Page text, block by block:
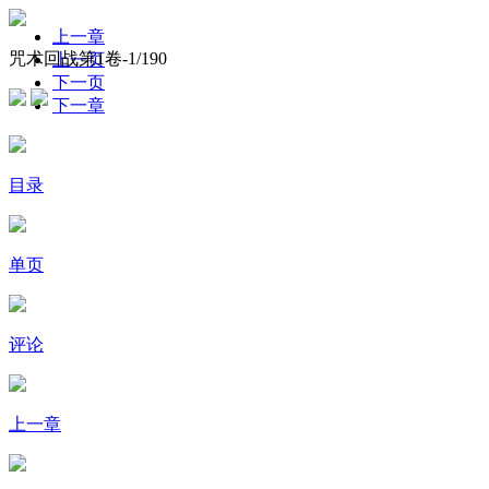
咒术回战第1卷-1/190
上一章
上一页
下一页
下一章
目录
单页
评论
上一章